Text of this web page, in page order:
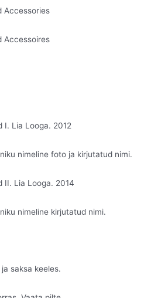
Accessories
Accessoires
I. Lia Looga. 2012
nimeline foto ja kirjutatud nimi.
II. Lia Looga. 2014
nimeline kirjutatud nimi.
saksa keeles.